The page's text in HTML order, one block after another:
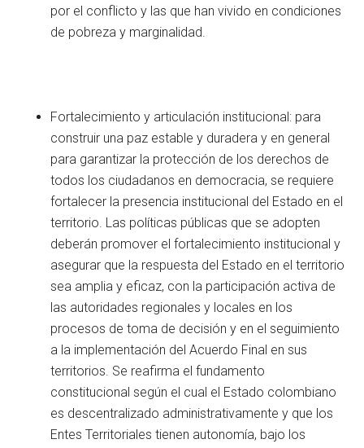
por el conflicto y las que han vivido en condiciones
de pobreza y marginalidad.
Fortalecimiento y articulación institucional: para
construir una paz estable y duradera y en general
para garantizar la protección de los derechos de
todos los ciudadanos en democracia, se requiere
fortalecer la presencia institucional del Estado en el
territorio. Las políticas públicas que se adopten
deberán promover el fortalecimiento institucional y
asegurar que la respuesta del Estado en el territorio
sea amplia y eficaz, con la participación activa de
las autoridades regionales y locales en los
procesos de toma de decisión y en el seguimiento
a la implementación del Acuerdo Final en sus
territorios. Se reafirma el fundamento
constitucional según el cual el Estado colombiano
es descentralizado administrativamente y que los
Entes Territoriales tienen autonomía, bajo los